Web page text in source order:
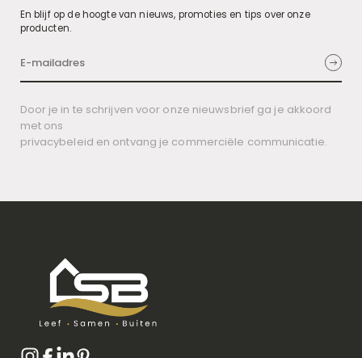
En blijf op de hoogte van nieuws, promoties en tips over onze
producten.
Door je in te schrijven voor onze nieuwsbrief ga je akkoord
met ons
privacybeleid en ontvang je commerciële communicatie.